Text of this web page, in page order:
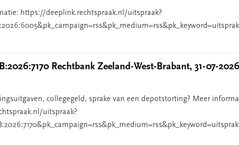
https://deeplink.rechtspraak.nl/uitspraak?
Rechtbank Zeeland-West-Brabant, 31-07-
collegegeld, sprake van een depotstorting? Meer
uitspraak?